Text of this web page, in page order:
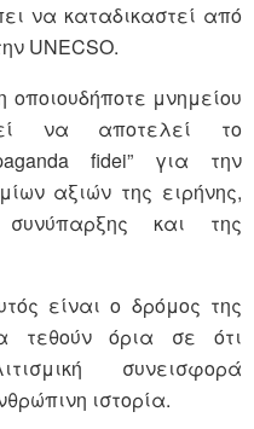
να καταδικαστεί από
UNECSO.
μνημείου
να αποτελεί το
fidei” για την
αξιών της ειρήνης,
και της
είναι ο δρόμος της
τεθούν όρια σε ότι
συνεισφορά
ιστορία.